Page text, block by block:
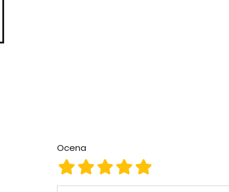
Ocena
Ocena 5
Ocena 4
Ocena 3
Ocena 2
Ocena 1